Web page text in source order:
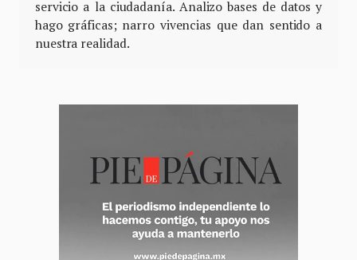
servicio a la ciudadanía. Analizo bases de datos y
hago gráficas; narro vivencias que dan sentido a
nuestra realidad.